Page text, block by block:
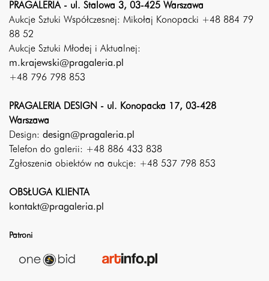
PRAGALERIA - ul. Stalowa 3, 03-425 Warszawa
Aukcje Sztuki Współczesnej: Mikołaj Konopacki +48 884 79
88 52
Aukcje Sztuki Młodej i Aktualnej:
m.krajewski@pragaleria.pl
+48 796 798 853
PRAGALERIA DESIGN - ul. Konopacka 17, 03-428
Warszawa
Design: design@pragaleria.pl
Telefon do galerii: +48 886 433 838
Zgłoszenia obiektów na aukcje: +48 537 798 853
OBSŁUGA KLIENTA
kontakt@pragaleria.pl
Patroni